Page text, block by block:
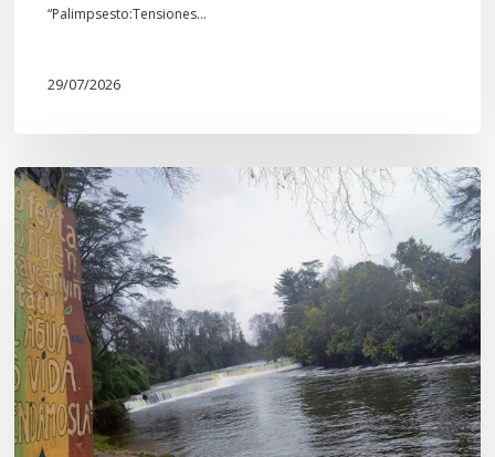
“Palimpsesto:Tensiones…
29/07/2026
En
defensa
del
Salto
Donguil
y
el
territorio